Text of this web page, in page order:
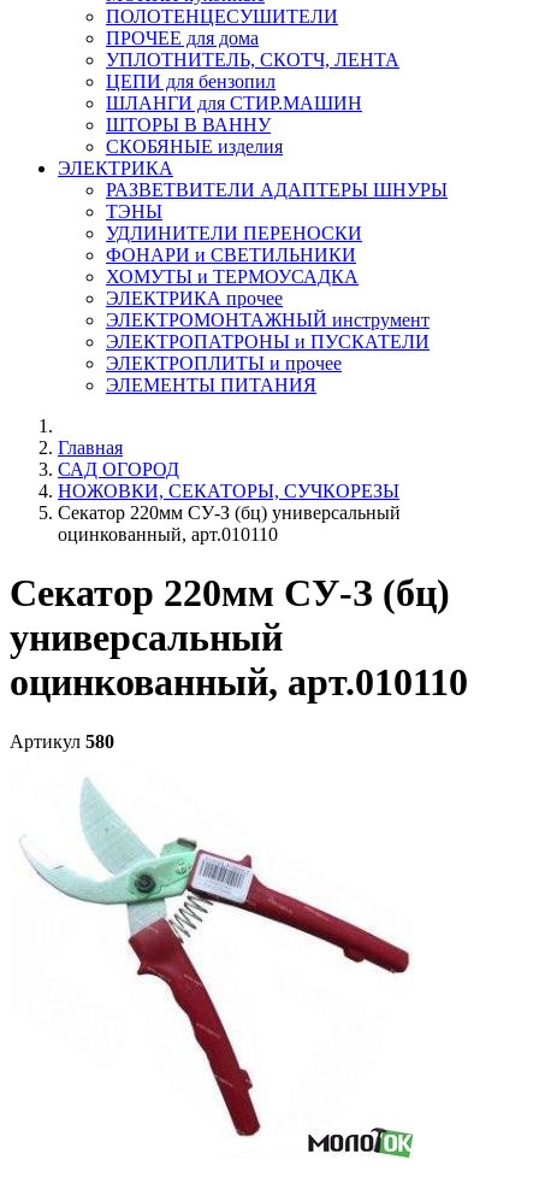
ПОЛОТЕНЦЕСУШИТЕЛИ
ПРОЧЕЕ для дома
УПЛОТНИТЕЛЬ, СКОТЧ, ЛЕНТА
ЦЕПИ для бензопил
ШЛАНГИ для СТИР.МАШИН
ШТОРЫ В ВАННУ
СКОБЯНЫЕ изделия
ЭЛЕКТРИКА
РАЗВЕТВИТЕЛИ АДАПТЕРЫ ШНУРЫ
ТЭНЫ
УДЛИНИТЕЛИ ПЕРЕНОСКИ
ФОНАРИ и СВЕТИЛЬНИКИ
ХОМУТЫ и ТЕРМОУСАДКА
ЭЛЕКТРИКА прочее
ЭЛЕКТРОМОНТАЖНЫЙ инструмент
ЭЛЕКТРОПАТРОНЫ и ПУСКАТЕЛИ
ЭЛЕКТРОПЛИТЫ и прочее
ЭЛЕМЕНТЫ ПИТАНИЯ
Главная
САД ОГОРОД
НОЖОВКИ, СЕКАТОРЫ, СУЧКОРЕЗЫ
Секатор 220мм СУ-З (бц) универсальный
оцинкованный, арт.010110
Секатор 220мм СУ-З (бц)
универсальный
оцинкованный, арт.010110
Артикул 580